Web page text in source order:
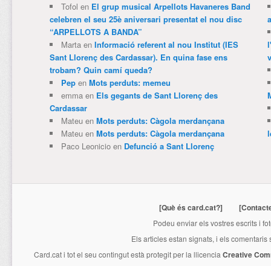
Tofol en El grup musical Arpellots Havaneres Band
celebren el seu 25è aniversari presentat el nou disc
“ARPELLOTS A BANDA”
Martaen Informació referent al nou Institut (IES
Sant Llorenç des Cardassar). En quina fase ens
trobam? Quin camí queda?
Pepen Mots perduts: memeu
emmaen Els gegants de Sant Llorenç des
Cardassar
Mateuen Mots perduts: Càgola merdançana
Mateuen Mots perduts: Càgola merdançana
Paco Leonicioen Defunció a Sant Llorenç
[Què és card.cat?]
Podeu enviar els vostres escrits i
Els articles estan signats, i els
Card.cati tot el seu contingut està protegit per la llicencia Creative